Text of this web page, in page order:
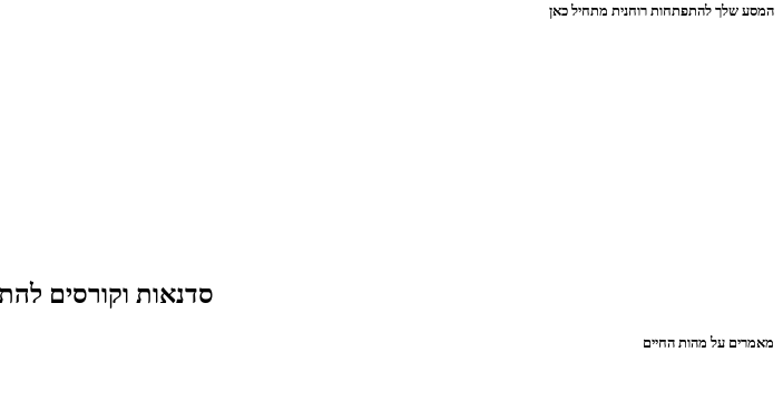
המסע שלך להתפתחות רוחנית מתחיל כאן
סדנאות וקורסים
מאמרים על מהות החיים